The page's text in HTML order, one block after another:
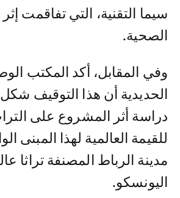
سيما التقنية، التي تفاقمت إثر
الصحية.
وفي المقابل، أكد المكتب
الحديدية أن هذا التوقيف
دراسة أثر المشروع على
للقيمة العالمية لهذا المبنى
مدينة الرباط المصنفة تراثا
اليونسكو.